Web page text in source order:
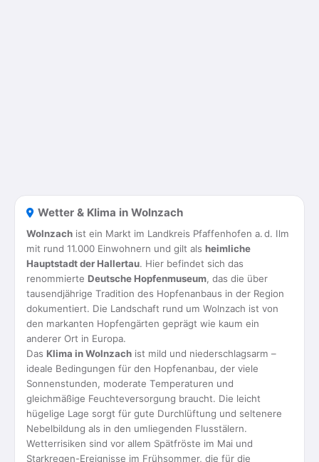
Wetter & Klima in Wolnzach
Wolnzach ist ein Markt im Landkreis Pfaffenhofen a. d. Ilm
mit rund 11.000 Einwohnern und gilt als heimliche
Hauptstadt der Hallertau. Hier befindet sich das
renommierte Deutsche Hopfenmuseum, das die über
tausendjährige Tradition des Hopfenanbaus in der Region
dokumentiert. Die Landschaft rund um Wolnzach ist von
den markanten Hopfengärten geprägt wie kaum ein
anderer Ort in Europa.
Das Klima in Wolnzach ist mild und niederschlagsarm –
ideale Bedingungen für den Hopfenanbau, der viele
Sonnenstunden, moderate Temperaturen und
gleichmäßige Feuchteversorgung braucht. Die leicht
hügelige Lage sorgt für gute Durchlüftung und seltenere
Nebelbildung als in den umliegenden Flusstälern.
Wetterrisiken sind vor allem Spätfröste im Mai und
Starkregen-Ereignisse im Frühsommer, die für die